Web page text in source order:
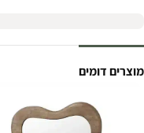
מוצרים דומים